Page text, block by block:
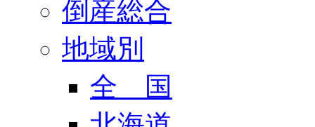
倒産総合
地域別
全 国